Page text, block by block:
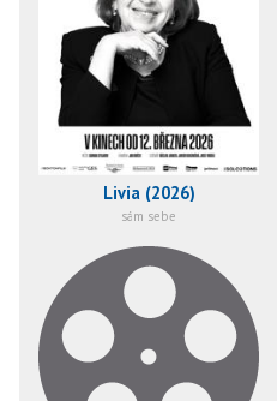
Livia (2026)
sám sebe